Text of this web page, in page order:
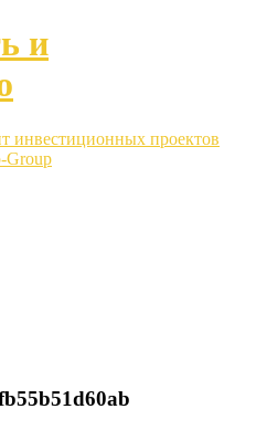
и
инвестиционных проектов
Group